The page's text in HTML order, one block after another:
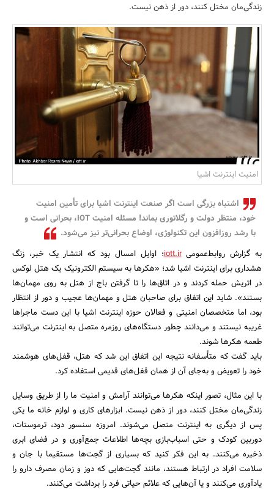
مسکن و ساختمان
جستجو
زندگی‌مان مختل کنند، دور از ذهن نیست.
امنیت اینترنت اشیا
اشتباه بزرگی است اگر صنعت اینترنت اشیا برای تأمین امنیت
خود، منتظر دولت و رگلاتوری بماند! مسئله امنیت IOT، بحرانی است و
با رشد روزافزون این تکنولوژی، اوضاع بحرانی‌تر نیز می‌شود.
به گزارش روابط‌عمومیiott.ir؛ اوایل امسال بود که انتشار یک خبر، زنگ
هشداری برای اینترنت اشیا شد؛ «هکرها به سیستم الکترونیک یک هتل لوکس
در اتریش حمله کردند و در اتاق‌ها را تا گرفتن باج از هتل به روی مهمان‌ها
بستند». شاید این اتفاق برای صاحبان هتل و مهمان‌ها عجیب و دور از انتظار
بود، اما متخصصان امنیتی و فعالان حوزه اینترنت اشیا با این دست ماجراها
غریبه نیستند و می‌دانند چطور دستگاه‌های روزمره متصل به اینترنت می‌توانند
طعمه هکرها شوند.
باید گفت که متأسفانه نتیجه این اتفاق این شد که هتل، قفل‌های هوشمند
خود را تعویض و به‌جای آن از همان قفل‌های قدیمی استفاده کرد.
با این مثال، تصور اینکه هکرها می‌توانند آرامش و امنیت ما را از طریق وسایل
زندگی‌مان مختل کنند، دور از ذهن نیست. ابزارهای کاری و لوازم خانه ما یکی
پس از دیگری به اینترنت متصل می‌شوند. امروزه سنسور دود، ترموستات،
دوربین کودک و حتی اسباب‌بازی بچه‌ها اطلاعات جمع‌آوری و در فضای ابری
ذخیره می‌کنند. به این فکر کنید که بسیاری از گجت‌ها مستقیما با جان و
سلامت افراد در ارتباط هستند، مانند گجت‌هایی که دوز و زمان مصرف دارو را
یادآوری می‌کنند و یا آن‌هایی که علائم حیاتی فرد را برداشت می‌کنند.